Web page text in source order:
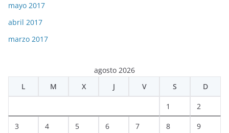
mayo 2017
abril 2017
marzo 2017
agosto 2026
L
M X J V S D
1 2
3 4 5 6 7 8 9